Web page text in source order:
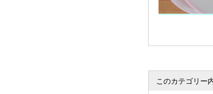
このカテゴリー